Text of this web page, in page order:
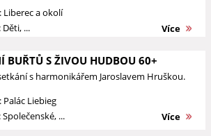
Liberec a okolí
...
Více
BUŘTŮ S ŽIVOU HUDBOU 60+
s harmonikářem Jaroslavem Hruškou.
Liebieg
...
Více